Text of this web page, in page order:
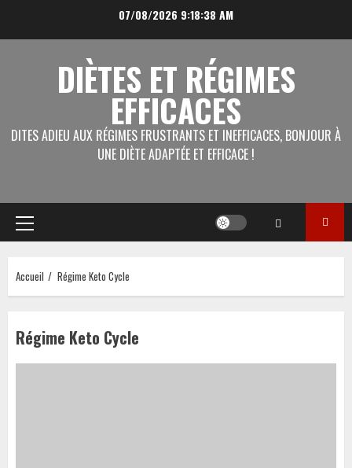
07/08/2026 9:18:39 AM
DIÈTES ET RÉGIMES
EFFICACES
DITES ADIEU AUX RÉGIMES FRUSTRANTS ET INEFFICACES, BONJOUR À
UNE DIÈTE ADAPTÉE ET EFFICACE !
Menu
principal
Accueil Régime Keto Cycle
Régime Keto Cycle